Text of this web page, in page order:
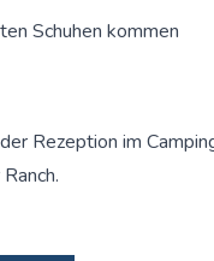
Schuhen kommen
Rezeption im